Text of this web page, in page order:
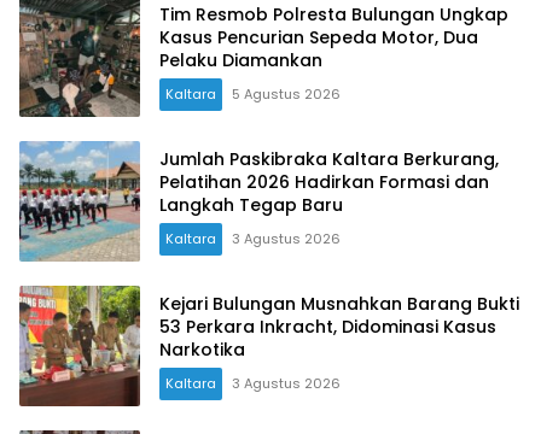
Tim Resmob Polresta Bulungan Ungkap
Kasus Pencurian Sepeda Motor, Dua
Pelaku Diamankan
Kaltara 5 Agustus 2026
Jumlah Paskibraka Kaltara Berkurang,
Pelatihan 2026 Hadirkan Formasi dan
Langkah Tegap Baru
Kaltara 3 Agustus 2026
Kejari Bulungan Musnahkan Barang Bukti
53 Perkara Inkracht, Didominasi Kasus
Narkotika
Kaltara 3 Agustus 2026